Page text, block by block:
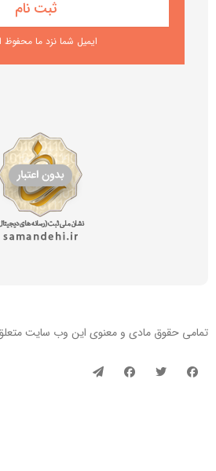
ایمیل شما نزد ما
تمامی حقوق مادی و معنوی این وب سایت